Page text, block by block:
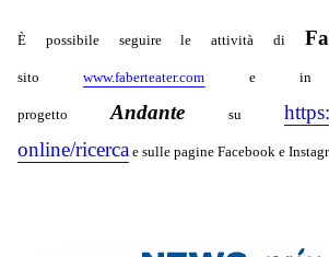
È possibile seguire le attività di
sitowww.faberteater.com e in
progettoAndante su
online/ricerca e sulle pagine Facebook e